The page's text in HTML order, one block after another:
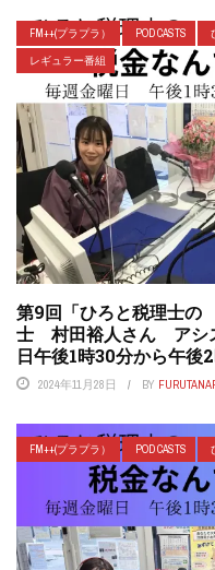
FM++(プラプラ） POD CASTS
レギュラー番組
第9回「ひろと税理士
士 村田裕人さん アシ
日午後1時30分から午後
2024年11月28日 BY
FM++(プラプラ） POD CASTS